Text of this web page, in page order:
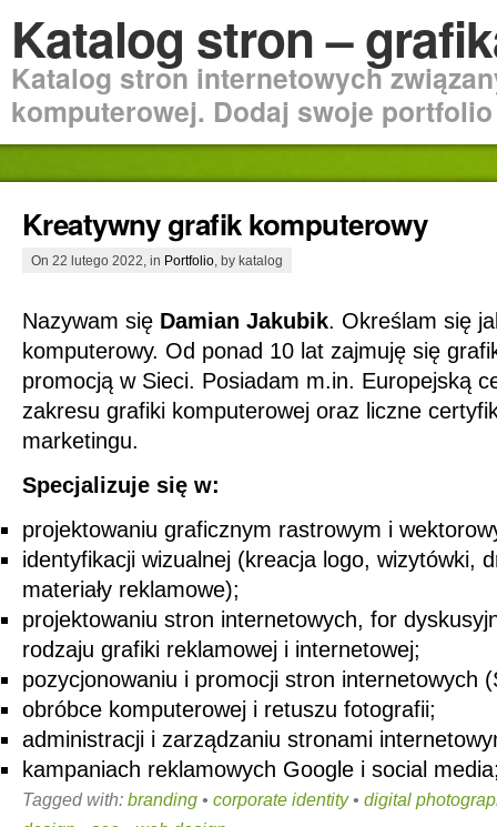
Katalog stron –
Katalog stron internetowych
komputerowej. Dodaj swoje
Kreatywny grafik komputerowy
On 22 lutego 2022, in Portfolio , by katalog
Nazywam się Damian Jakubik. Określam się
komputerowy. Od ponad 10 lat zajmuję się
promocją w Sieci. Posiadam m.in. Europejską
zakresu grafiki komputerowej oraz liczne
marketingu.
Specjalizuje się w:
projektowaniu graficznym rastrowym i
identyfikacji wizualnej (kreacja logo, wizytówki,
materiały reklamowe);
projektowaniu stron internetowych, for
rodzaju grafiki reklamowej i internetowej;
pozycjonowaniu i promocji stron internetowych
obróbce komputerowej i retuszu fotografii;
administracji i zarządzaniu stronami
kampaniach reklamowych Google i social
Tagged with: branding • corporate identity• digital